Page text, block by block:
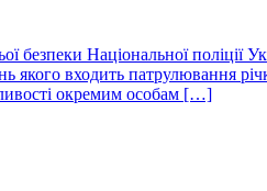
Національної поліції
якого входить патрулювання
окремим особам […]